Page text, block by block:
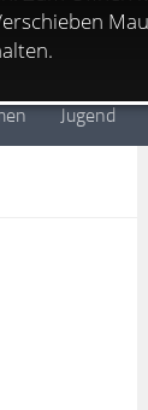
Jugend